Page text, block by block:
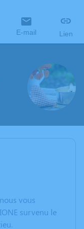
E-mail Lien
vous
survenu le